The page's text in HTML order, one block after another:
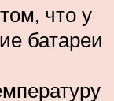
что у
батареи